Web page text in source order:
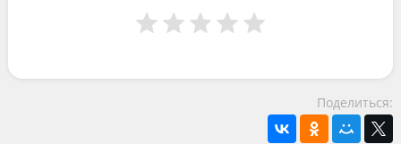
Поделиться: